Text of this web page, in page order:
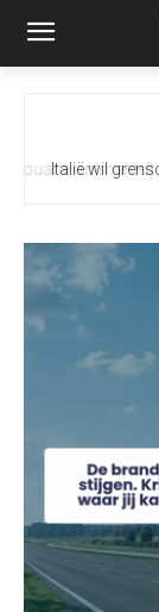
Italië wil